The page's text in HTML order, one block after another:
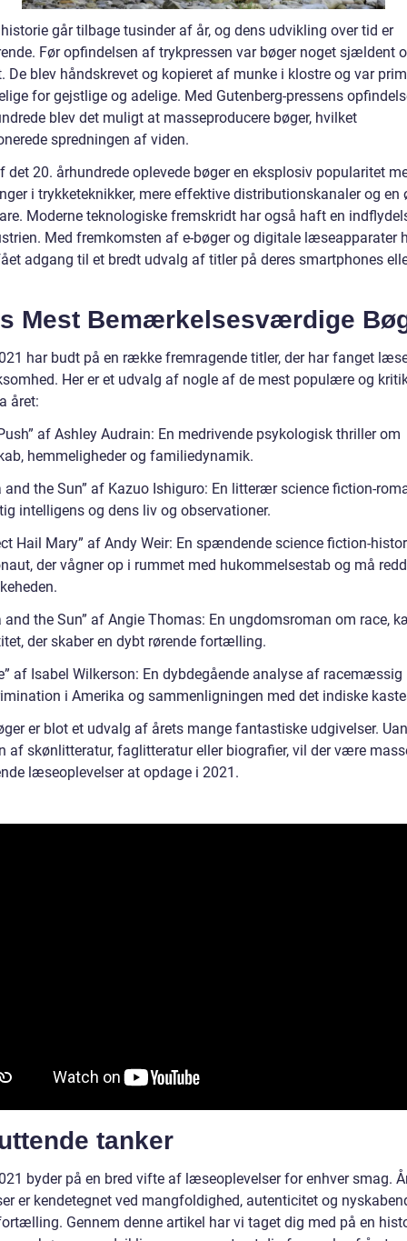
går tilbage tusinder af år, og dens udvikling over tid er
Før opfindelsen af trykpressen var bøger noget sjældent
De blev håndskrevet og kopieret af munke i klostre og var
for gejstlige og adelige. Med Gutenberg-pressens
blev det muligt at masseproducere bøger, hvilket
spredningen af viden.
det 20. århundrede oplevede bøger en eksplosiv popularitet
i trykketeknikker, mere effektive distributionskanaler og en
Moderne teknologiske fremskridt har også haft en
Med fremkomsten af e-bøger og digitale læseapparater
adgang til et bredt udvalg af titler på deres smartphones
Mest Bemærkelsesværdige
har budt på en række fremragende titler, der har fanget
Her er et udvalg af nogle af de mest populære og
året:
af Ashley Audrain: En medrivende psykologisk thriller om
hemmeligheder og familiedynamik.
and the Sun” af Kazuo Ishiguro: En litterær science fiction-
intelligens og dens liv og observationer.
Hail Mary” af Andy Weir: En spændende science fiction-
der vågner op i rummet med hukommelsestab og må
and the Sun” af Angie Thomas: En ungdomsroman om race,
der skaber en dybt rørende fortælling.
af Isabel Wilkerson: En dybdegående analyse af racemæssig
i Amerika og sammenligningen med det indiske
er blot et udvalg af årets mange fantastiske udgivelser.
af skønlitteratur, faglitteratur eller biografier, vil der være
læseoplevelser at opdage i 2021.
tanker
byder på en bred vifte af læseoplevelser for enhver smag.
er kendetegnet ved mangfoldighed, autenticitet og
Gennem denne artikel har vi taget dig med på en